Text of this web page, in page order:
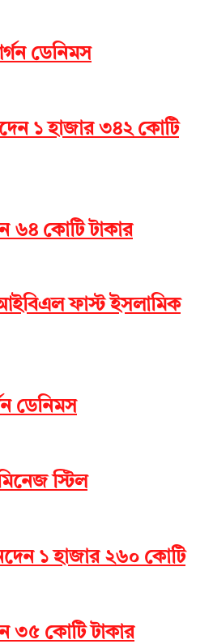
ডেনিমস
১ হাজার ৩৪২ কোটি
৬৪ কোটি টাকার
ফাস্ট ইসলামিক
ডেনিমস
স্টিল
১ হাজার ২৬০ কোটি
৩৫ কোটি টাকার